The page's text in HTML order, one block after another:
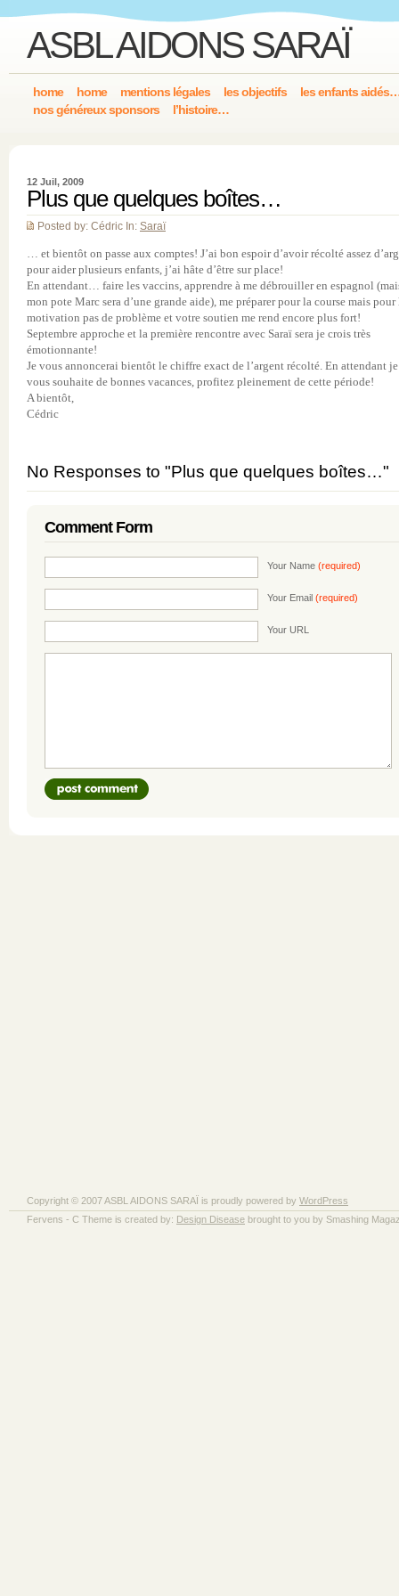
ASBL AIDONS SARAÏ
home home mentions légales les objectifs
les enfants
nos généreux sponsors
l’histoire…
12 Juil, 2009
Plus que quelques boîtes…
Posted by: Cédric In: Saraï
… et bientôt on passe aux comptes! J’ai bon espoir d’avoir récolté assez
pour aider plusieurs enfants, j’ai hâte d’être sur place!
En attendant… faire les vaccins, apprendre à me débrouiller en espagnol
mon pote Marc sera d’une grande aide), me préparer pour la course mais pour
motivation pas de problème et votre soutien me rend encore plus fort!
Septembre approche et la première rencontre avec Saraï sera je crois très
émotionnante!
Je vous annoncerai bientôt le chiffre exact de l’argent récolté. En attendant je
vous souhaite de bonnes vacances, profitez pleinement de cette période!
A bientôt,
Cédric
No Responses to "Plus que quelques boîtes…"
Comment Form
Your Name (required)
Your Email (required)
Your URL
Copyright © 2007 ASBL AIDONS SARAÏ is proudly powered by WordPress
Fervens - C Theme is created by: Design Disease brought to you by Smashing